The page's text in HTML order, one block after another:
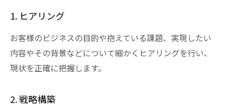
1. ヒアリング
お客様のビジネスの目的や抱えている課題、実現したい
内容やその背景などについて細かくヒアリングを行い、
現状を正確に把握します。
2. 戦略構築